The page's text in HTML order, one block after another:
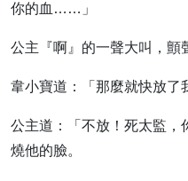
你的血……」
公主『啊』的一聲大叫，顫
韋小寶道：「那麼就快放了
公主道：「不放！死太監，
燒他的臉。